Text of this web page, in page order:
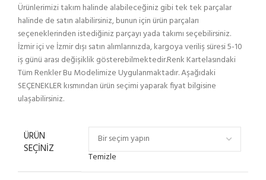
Ürünlerimizi takım halinde alabileceğiniz gibi tek tek parçalar
halinde de satın alabilirsiniz, bunun için ürün parçaları
seçeneklerinden istediğiniz parçayı yada takımı seçebilirsiniz.
İzmir içi ve İzmir dışı satın alımlarınızda, kargoya veriliş süresi 5-10
iş günü arası değişiklik gösterebilmektedir.Renk Kartelasındaki
Tüm Renkler Bu Modelimize Uygulanmaktadır. Aşağıdaki
SEÇENEKLER kısmından ürün seçimi yaparak fiyat bilgisine
ulaşabilirsiniz.
ÜRÜN
SEÇINIZ
Temizle